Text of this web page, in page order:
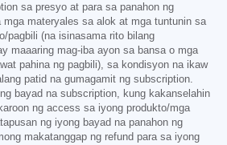
sa presyo at para sa panahon ng
materyales sa alok at mga tuntunin sa
pagbili (na isinasama rito bilang
maaaring mag-iba ayon sa bansa o mga
pahina ng pagbili), sa kondisyon na ikaw
patid na gumagamit ng subscription.
bayad na subscription, kung kakanselahin
ng access sa iyong produkto/mga
ng iyong bayad na panahon ng
makatanggap ng refund para sa iyong